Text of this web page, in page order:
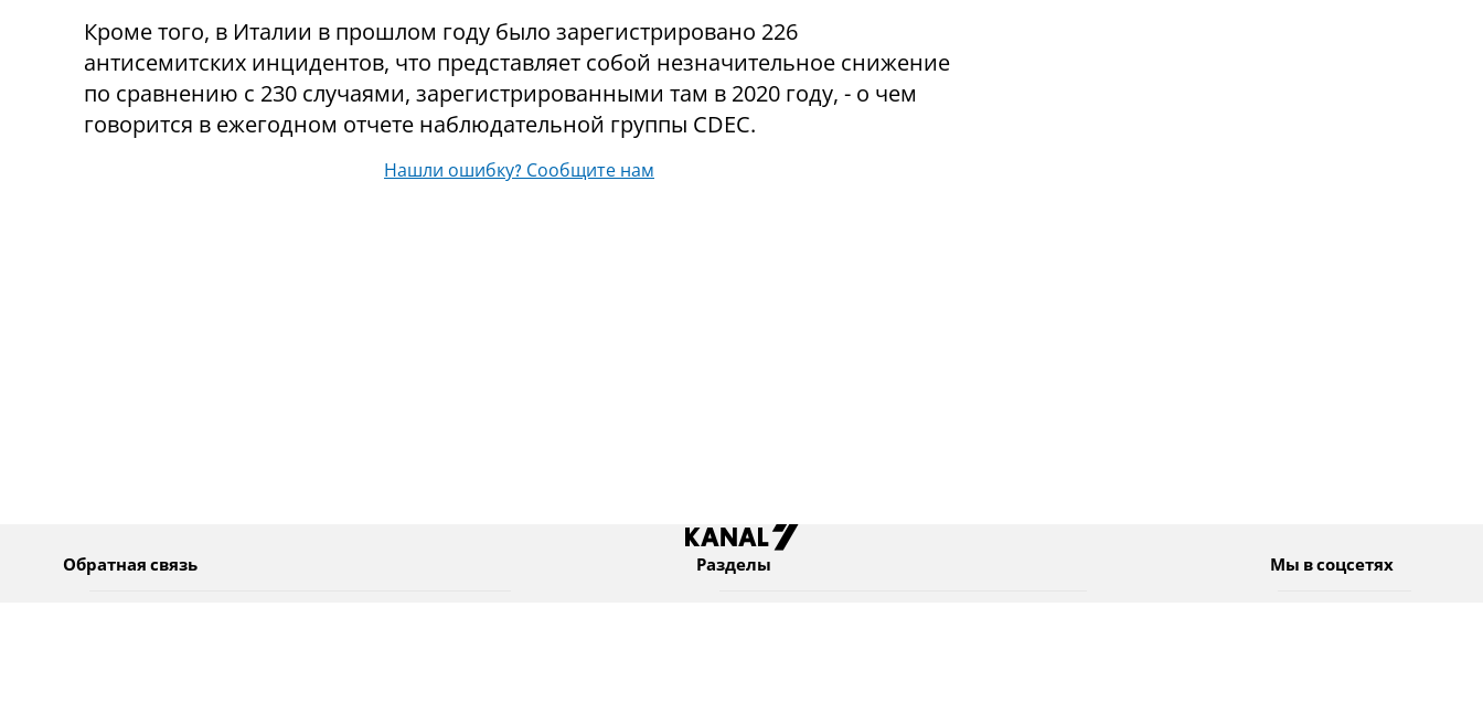
Кроме того, в Италии в прошлом году было зарегистрировано 226
антисемитских инцидентов, что представляет собой незначительное снижение
по сравнению с 230 случаями, зарегистрированными там в 2020 году, - о чем
говорится в ежегодном отчете наблюдательной группы CDEC.
Нашли ошибку? Сообщите нам
Обратная связь Разделы Мы в соцсетях